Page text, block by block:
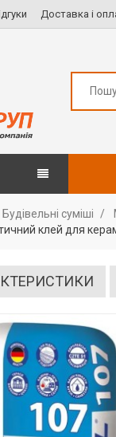
Доставка і
Будівельні суміші
клей для